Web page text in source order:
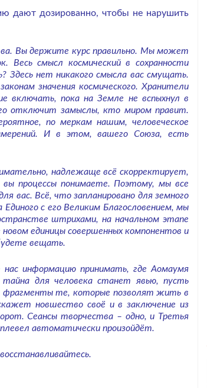
дают дозированно, чтобы не нарушить
Вы держите курс правильно. Мы может
смысл космический в сохранности
Здесь нет никакого смысла вас смущать.
значения космического. Хранители
включать, пока на Земле не вспыхнул в
отключит замыслы, кто миром правит.
по меркам нашим, человеческое
И в этом, вашего Союза, есть
надлежаще всё скорректирует,
процессы понимаете. Поэтому, мы все
вас. Всё, что запланировано для земного
с его Великим Благословением, мы
штрихами, на начальном этапе
единицы совершенных компонентов и
вещать.
информацию принимать, где Аомаумя
тайна для человека станет явью, пусть
фрагменты те, которые позволят жить в
новшество своё и в заключение из
Сеансы творчества – одно, и Третья
автоматически произойдёт.